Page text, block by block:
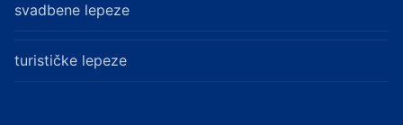
svadbene lepeze
turističke lepeze